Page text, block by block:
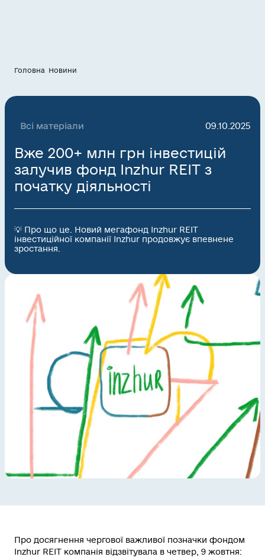
Головна Новини
Всі матеріали 09.10.2025
Вже 200+ млн грн інвестицій
залучив фонд Inzhur REIT з
початку діяльності
💡 Про що це. Новий мегафонд Inzhur REIT
інвестиційної компанії Inzhur продовжує впевнене
зростання.
Про досягнення чергової важливої позначки фондом
Inzhur REIT компанія відзвітувала в четвер, 9 жовтня: